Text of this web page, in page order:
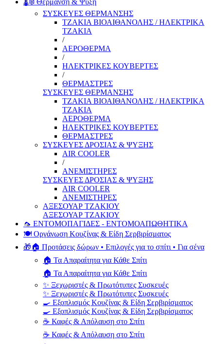
🌡️❄️ Θέρμανση & Ψύξη
ΣΥΣΚΕΥΕΣ ΘΕΡΜΑΝΣΗΣ
ΤΖΑΚΙΑ ΒΙΟΑΙΘΑΝΟΛΗΣ / ΗΛΕΚΤΡΙΚΑ
ΤΖΑΚΙΑ
/
ΑΕΡΟΘΕΡΜΑ
/
ΗΛΕΚΤΡΙΚΕΣ ΚΟΥΒΕΡΤΕΣ
/
ΘΕΡΜΑΣΤΡΕΣ
ΣΥΣΚΕΥΕΣ ΘΕΡΜΑΝΣΗΣ
ΤΖΑΚΙΑ ΒΙΟΑΙΘΑΝΟΛΗΣ / ΗΛΕΚΤΡΙΚΑ
ΤΖΑΚΙΑ
ΑΕΡΟΘΕΡΜΑ
ΗΛΕΚΤΡΙΚΕΣ ΚΟΥΒΕΡΤΕΣ
ΘΕΡΜΑΣΤΡΕΣ
ΣΥΣΚΕΥΕΣ ΔΡΟΣΙΑΣ & ΨΥΞΗΣ
AIR COOLER
/
ΑΝΕΜΙΣΤΗΡΕΣ
ΣΥΣΚΕΥΕΣ ΔΡΟΣΙΑΣ & ΨΥΞΗΣ
AIR COOLER
ΑΝΕΜΙΣΤΗΡΕΣ
ΑΞΕΣΟΥΑΡ ΤΖΑΚΙΟΥ
ΑΞΕΣΟΥΑΡ ΤΖΑΚΙΟΥ
🦟 ΕΝΤΟΜΟΠΑΓΙΔΕΣ - ΕΝΤΟΜΟΑΠΩΘΗΤΙΚΑ
🍽️ Οργάνωση Κουζίνας & Είδη Σερβιρίσματος
🎁🏠 Προτάσεις δώρων • Επιλογές για το σπίτι • Για σένα
🏠 Τα Απαραίτητα για Κάθε Σπίτι
🏠 Τα Απαραίτητα για Κάθε Σπίτι
✨ Ξεχωριστές & Πρωτότυπες Συσκευές
✨ Ξεχωριστές & Πρωτότυπες Συσκευές
🍳 Εξοπλισμός Κουζίνας & Είδη Σερβιρίσματος
🍳 Εξοπλισμός Κουζίνας & Είδη Σερβιρίσματος
☕ Καφές & Απόλαυση στο Σπίτι
☕ Καφές & Απόλαυση στο Σπίτι